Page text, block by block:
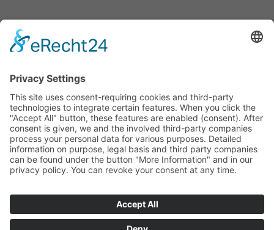
Social Media
Facebook